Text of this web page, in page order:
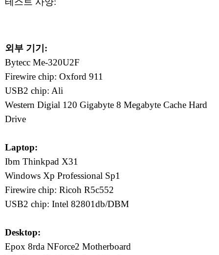
외부 기기:
Bytecc Me-320U2F
Firewire chip: Oxford 911
USB2 chip: Ali
Western Digial 120 Gigabyte 8 Megabyte Cache Hard
Drive
Laptop:
Ibm Thinkpad X31
Windows Xp Professional Sp1
Firewire chip: Ricoh R5c552
USB2 chip: Intel 82801db/DBM
Desktop:
Epox 8rda NForce2 Motherboard